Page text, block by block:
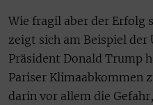
Wie fragil aber der Erfolg
zeigt sich am Beispiel der
Präsident Donald Trump
Pariser Klimaabkommen
darin vor allem die